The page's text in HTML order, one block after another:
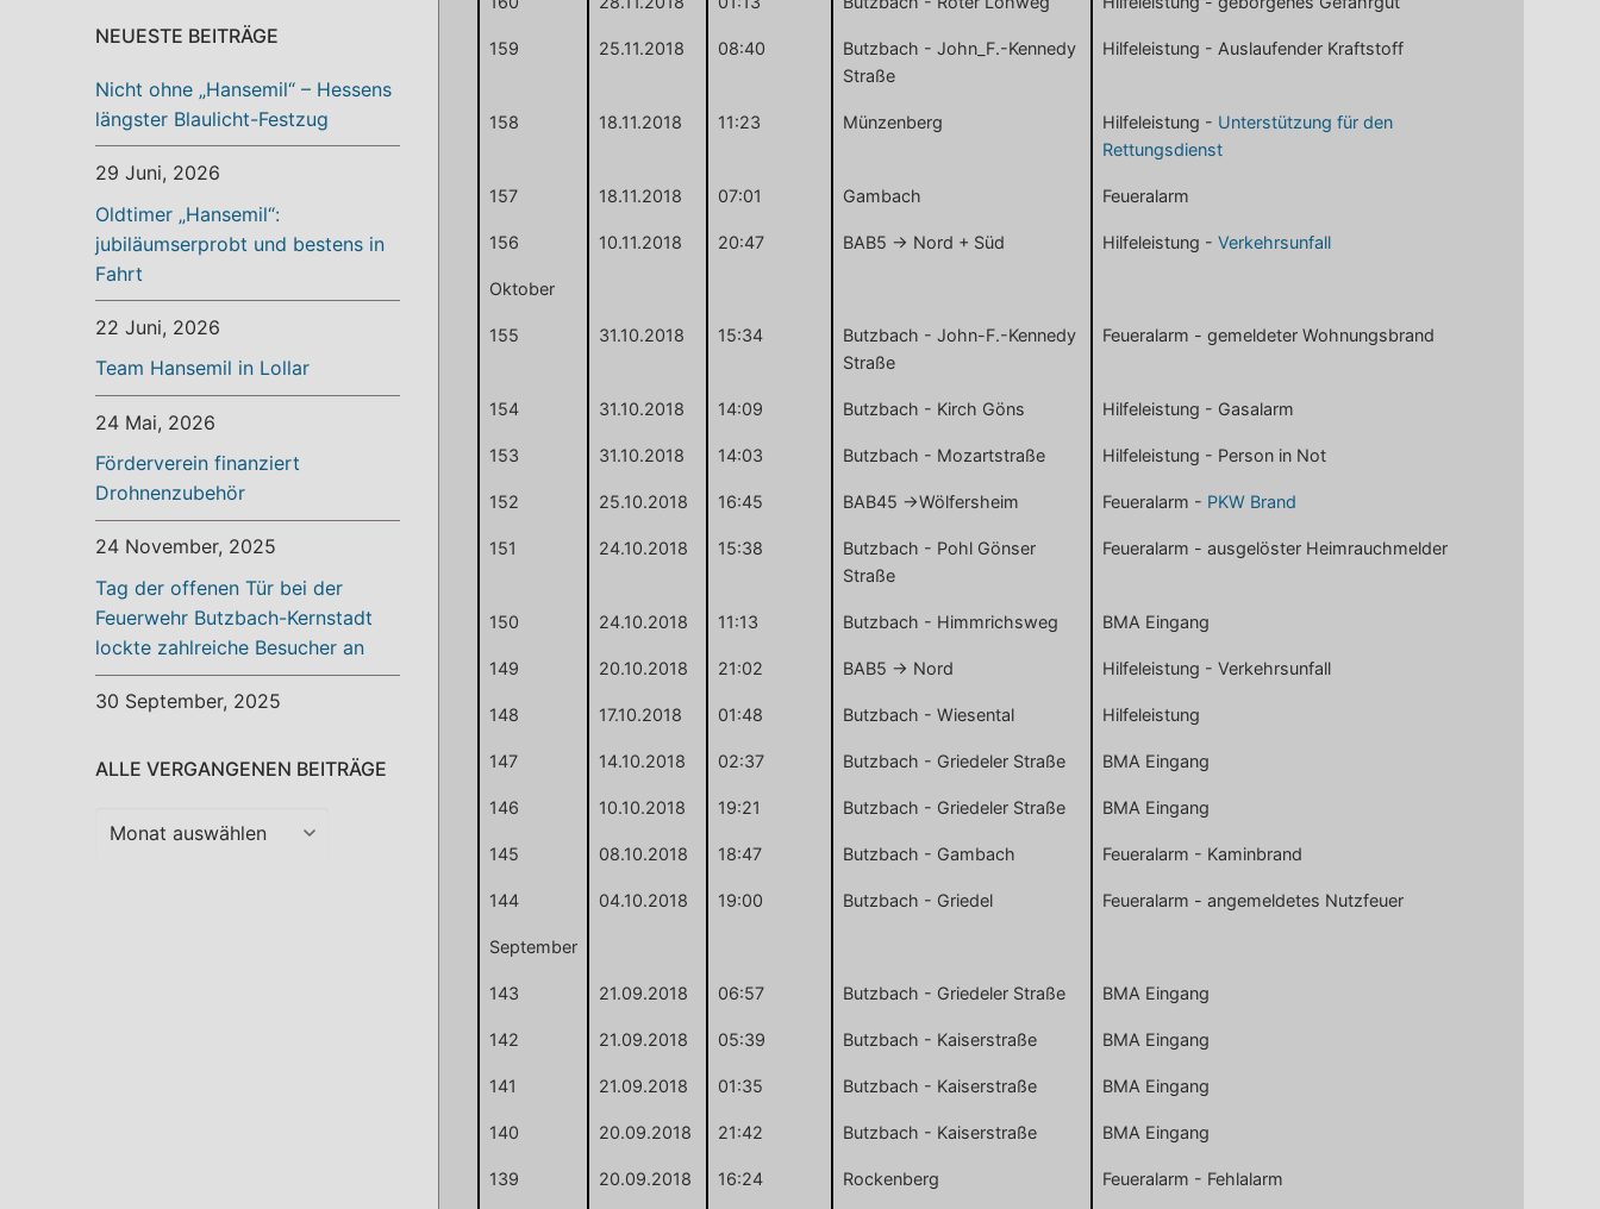
159 25.11.2018 08:40
Butzbach - John_F.-Kennedy
Straße
Hilfeleistung - Auslaufender Kraftstoff
158 18.11.2018 11:23 Münzenberg Hilfeleistung - Unterstützung für den
Rettungsdienst
157 18.11.2018 07:01 Gambach Feueralarm
156 10.11.2018 20:47 BAB5 -> Nord + Süd Hilfeleistung - Verkehrsunfall
Oktober
155 31.10.2018 15:34
Butzbach - John-F.-Kennedy
Straße
Feueralarm - gemeldeter Wohnungsbrand
154 31.10.2018 14:09 Butzbach - Kirch Göns Hilfeleistung - Gasalarm
153 31.10.2018 14:03 Butzbach - Mozartstraße Hilfeleistung - Person in Not
152 25.10.2018 16:45 BAB45 ->Wölfersheim Feueralarm - PKW Brand
151 24.10.2018 15:38
Butzbach - Pohl Gönser
Straße
Feueralarm - ausgelöster Heimrauchmelder
150 24.10.2018 11:13 Butzbach - Himmrichsweg BMA Eingang
149 20.10.2018 21:02 BAB5 -> Nord Hilfeleistung - Verkehrsunfall
148 17.10.2018 01:48 Butzbach - Wiesental Hilfeleistung
147 14.10.2018 02:37 Butzbach - Griedeler Straße BMA Eingang
146 10.10.2018 19:21 Butzbach - Griedeler Straße BMA Eingang
145 08.10.2018 18:47 Butzbach - Gambach Feueralarm - Kaminbrand
144 04.10.2018 19:00 Butzbach - Griedel Feueralarm - angemeldetes Nutzfeuer
September
143 21.09.2018 06:57 Butzbach - Griedeler Straße BMA Eingang
142 21.09.2018 05:39 Butzbach - Kaiserstraße BMA Eingang
141 21.09.2018 01:35 Butzbach - Kaiserstraße BMA Eingang
140 20.09.2018 21:42 Butzbach - Kaiserstraße BMA Eingang
139 20.09.2018 16:24 Rockenberg Feueralarm - Fehlalarm
NEUESTE BEITRÄGE
Nicht ohne „Hansemil“ – Hessens
längster Blaulicht-Festzug
29 Juni, 2026
Oldtimer „Hansemil“:
jubiläumserprobt und bestens in
Fahrt
22 Juni, 2026
Team Hansemil in Lollar
24 Mai, 2026
Förderverein finanziert
Drohnenzubehör
24 November, 2025
Tag der offenen Tür bei der
Feuerwehr Butzbach-Kernstadt
lockte zahlreiche Besucher an
30 September, 2025
ALLE VERGANGENEN BEITRÄGE
Alle